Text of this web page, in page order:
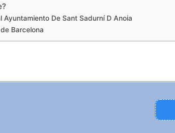
De Sant Sadurní D Anoia
Barcelona